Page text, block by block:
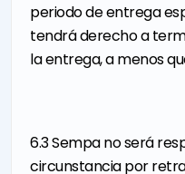
periodo de entrega
tendrá derecho a
la entrega, a menos
6.3 Sempa no será
circunstancia por